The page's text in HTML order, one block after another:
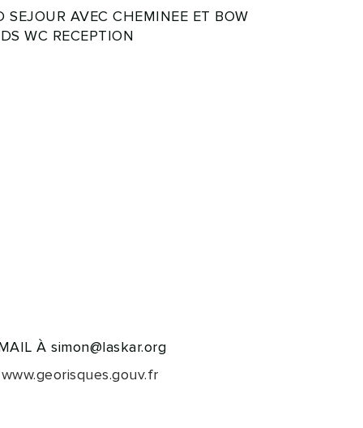
SEJOUR AVEC CHEMINEE ET BOW
WC RECEPTION
À simon@laskar.org
www.georisques.gouv.fr